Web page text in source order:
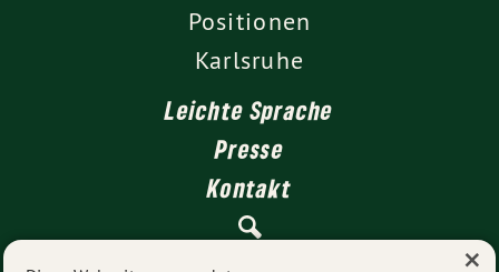
Positionen
Karlsruhe
Leichte Sprache
Presse
Kontakt
×